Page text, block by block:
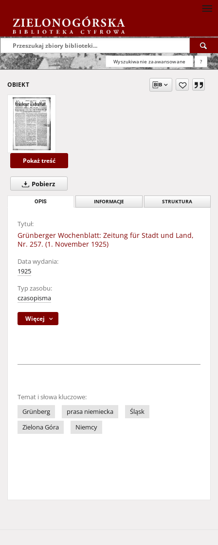
Wyszukiwanie zaawansowane ?
OBIEKT
Pokaż treść
Pobierz
OPIS INFORMACJE STRUKTURA
Tytuł:
Grünberger Wochenblatt: Zeitung für Stadt und Land,
Nr. 257. (1. November 1925)
Data wydania:
1925
Typ zasobu:
czasopisma
Więcej
Temat i słowa kluczowe:
Grünberg
prasa niemiecka
Śląsk
Zielona Góra
Niemcy